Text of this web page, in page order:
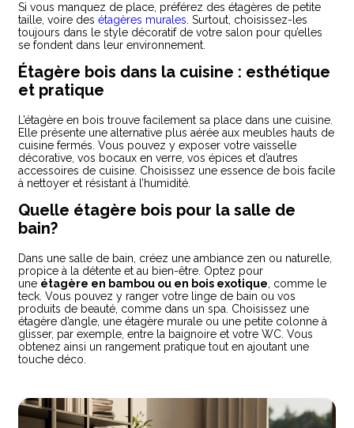
Si vous manquez de place, préférez des étagères de petite
taille, voire des étagères murales . Surtout, choisissez-les
toujours dans le style décoratif de votre salon pour qu’elles
se fondent dans leur environnement.
Étagère bois dans la cuisine : esthétique
et pratique
L’étagère en bois trouve facilement sa place dans une cuisine.
Elle présente une alternative plus aérée aux meubles hauts de
cuisine fermés. Vous pouvez y exposer votre vaisselle
décorative, vos bocaux en verre, vos épices et d’autres
accessoires de cuisine. Choisissez une essence de bois facile
à nettoyer et résistant à l’humidité.
Quelle étagère bois pour la salle de
bain?
Dans une salle de bain, créez une ambiance zen ou naturelle,
propice à la détente et au bien-être. Optez pour
une étagère en bambou ou en bois exotique , comme le
teck. Vous pouvez y ranger votre linge de bain ou vos
produits de beauté, comme dans un spa. Choisissez une
étagère d’angle, une étagère murale ou une petite colonne à
glisser, par exemple, entre la baignoire et votre WC. Vous
obtenez ainsi un rangement pratique tout en ajoutant une
touche déco.